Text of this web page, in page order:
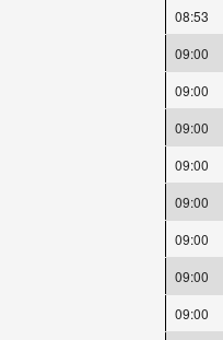
08:53
09:00
09:00
09:00
09:00
09:00
09:00
09:00
09:00